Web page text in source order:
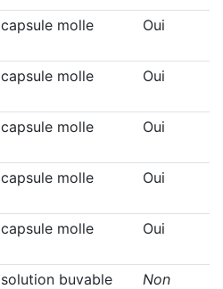
capsule molle Oui
capsule molle Oui
capsule molle Oui
capsule molle Oui
capsule molle Oui
solution buvable Non